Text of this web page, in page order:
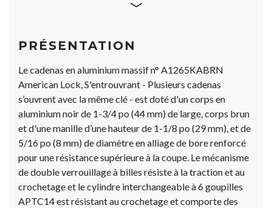
PRÉSENTATION
Le cadenas en aluminium massif n° A1265KABRN
American Lock, S'entrouvrant - Plusieurs cadenas
s’ouvrent avec la même clé - est doté d'un corps en
aluminium noir de 1-3/4 po (44 mm) de large, corps brun
et d'une manille d’une hauteur de 1-1/8 po (29 mm), et de
5/16 po (8 mm) de diamètre en alliage de bore renforcé
pour une résistance supérieure à la coupe. Le mécanisme
de double verrouillage à billes résiste à la traction et au
crochetage et le cylindre interchangeable à 6 goupilles
APTC14 est résistant au crochetage et comporte des